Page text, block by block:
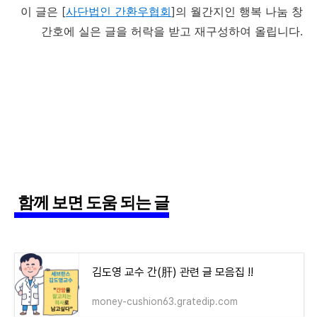
이 글은 [사단법인 간환우협회]의 월간지인 행복 나눔 창
간호에 실은 글을 허락을 받고 재구성하여 올립니다.
함께 보면 도움 되는 글
김도영 교수 간(肝) 관련 글 모음집 !!
money-cushion63.gratedip.com